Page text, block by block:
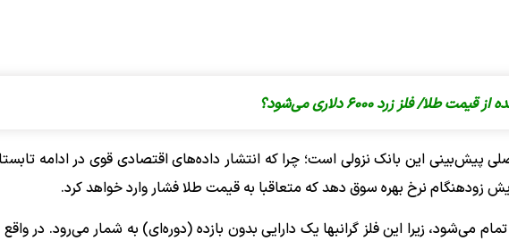
فلز زرد ۶۰۰۰ دلاری می‌شود؟
پیش‌بینی این بانک نزولی است؛ چرا که انتشار داده‌های اقتصادی قوی در ادامه
زودهنگام نرخ بهره سوق دهد که متعاقبا به قیمت طلا فشار وارد خواهد کرد.
می‌شود، زیرا این فلز گرانبها یک دارایی بدون بازده (دوره‌ای) به شمار می‌رود. در واقع